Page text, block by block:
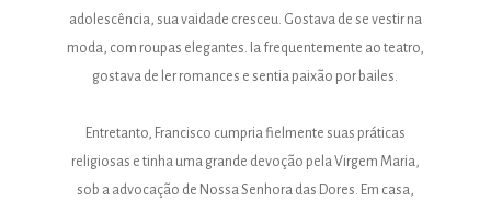
adolescência, sua vaidade cresceu. Gostava de se vestir na
moda, com roupas elegantes. Ia frequentemente ao teatro,
gostava de ler romances e sentia paixão por bailes.
Entretanto, Francisco cumpria fielmente suas práticas
religiosas e tinha uma grande devoção pela Virgem Maria,
sob a advocação de Nossa Senhora das Dores. Em casa,